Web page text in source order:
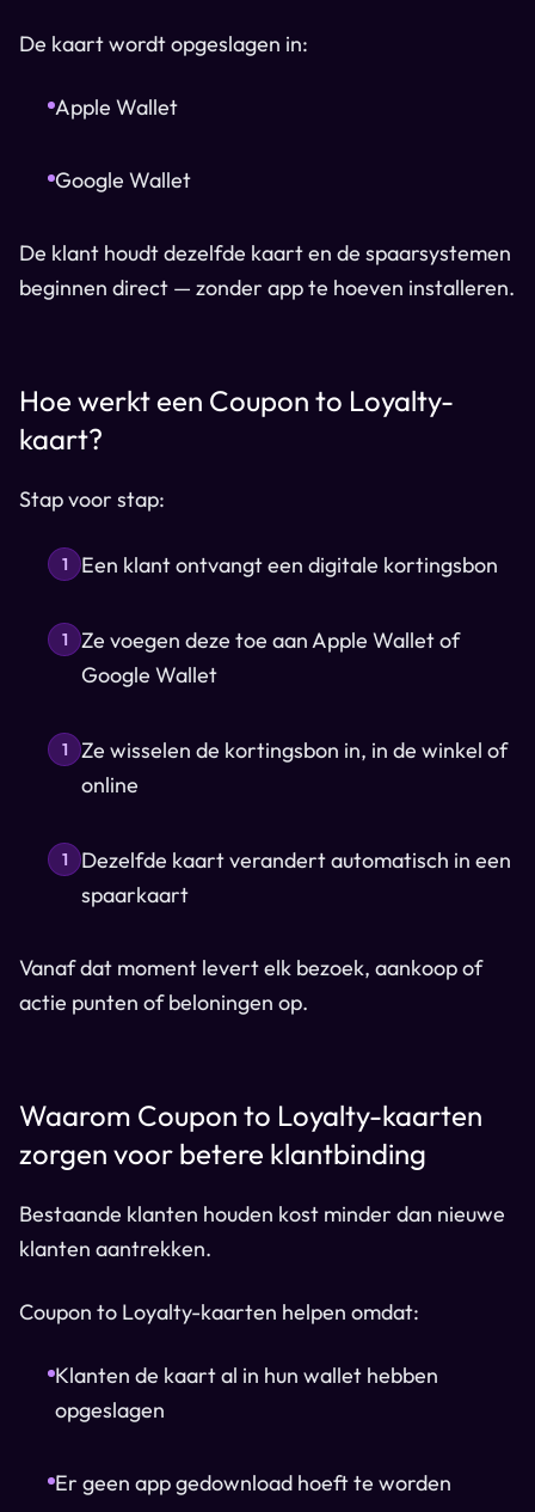
De kaart wordt opgeslagen in:
Apple Wallet
Google Wallet
De klant houdt dezelfde kaart en de spaarsystemen
beginnen direct — zonder app te hoeven installeren.
Hoe werkt een Coupon to Loyalty-
kaart?
Stap voor stap:
1 Een klant ontvangt een digitale kortingsbon
1
Ze voegen deze toe aan Apple Wallet of
Google Wallet
1
Ze wisselen de kortingsbon in, in de winkel of
online
1
Dezelfde kaart verandert automatisch in een
spaarkaart
Vanaf dat moment levert elk bezoek, aankoop of
actie punten of beloningen op.
Waarom Coupon to Loyalty-kaarten
zorgen voor betere klantbinding
Bestaande klanten houden kost minder dan nieuwe
klanten aantrekken.
Coupon to Loyalty-kaarten helpen omdat:
Klanten de kaart al in hun wallet hebben
opgeslagen
Er geen app gedownload hoeft te worden